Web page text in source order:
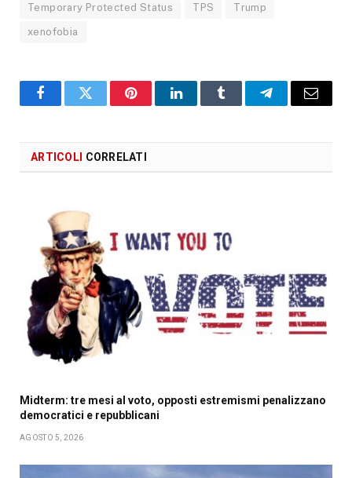
Temporary Protected Status TPS Trump
xenofobia
Facebook
X PinterestLinkedInTumblr TelegramEmail
ARTICOLI CORRELATI
Midterm: tre mesi al voto, opposti estremismi penalizzano
democratici e repubblicani
AGOSTO 5, 2026